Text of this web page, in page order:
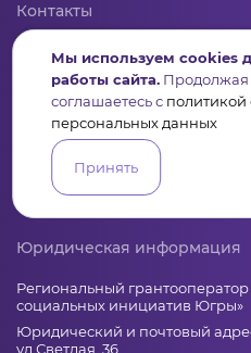
Контакты
+7 (346) 735-11-30
elkanko@ugranko.ru
Адрес
628011, Россия, Ханты-
г. Ханты-Мансийск, ул. Светлая
Юридическая информация
Региональный
социальных инициатив Югры»
Юридический и почтовый
ул.Светлая, 36
Мы используем cookies
работы сайта. Продолжая
соглашаетесь с политикой
персональных данных
Принять